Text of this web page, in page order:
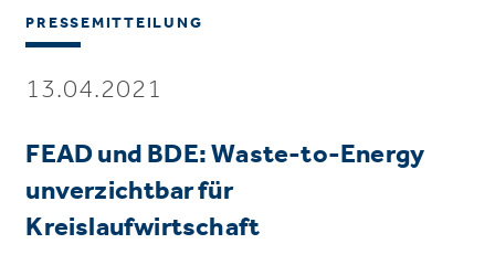
PRESSEMITTEILUNG
13.04.2021
FEAD und BDE: Waste-to-Energy
unverzichtbar für
Kreislaufwirtschaft